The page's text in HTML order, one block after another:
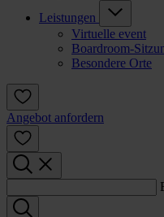
Leistungen
Virtuelle event
Boardroom-
Besondere Orte
Angebot anfordern